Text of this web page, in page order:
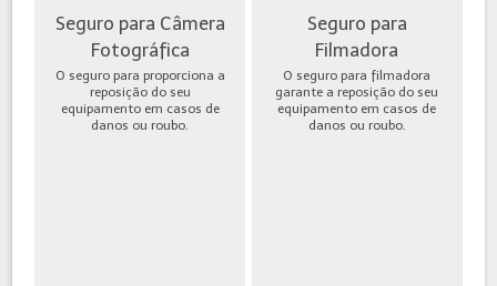
Seguro para Câmera
Fotográfica
O seguro para proporciona a
reposição do seu
equipamento em casos de
danos ou roubo.
Seguro para
Filmadora
O seguro para filmadora
garante a reposição do seu
equipamento em casos de
danos ou roubo.